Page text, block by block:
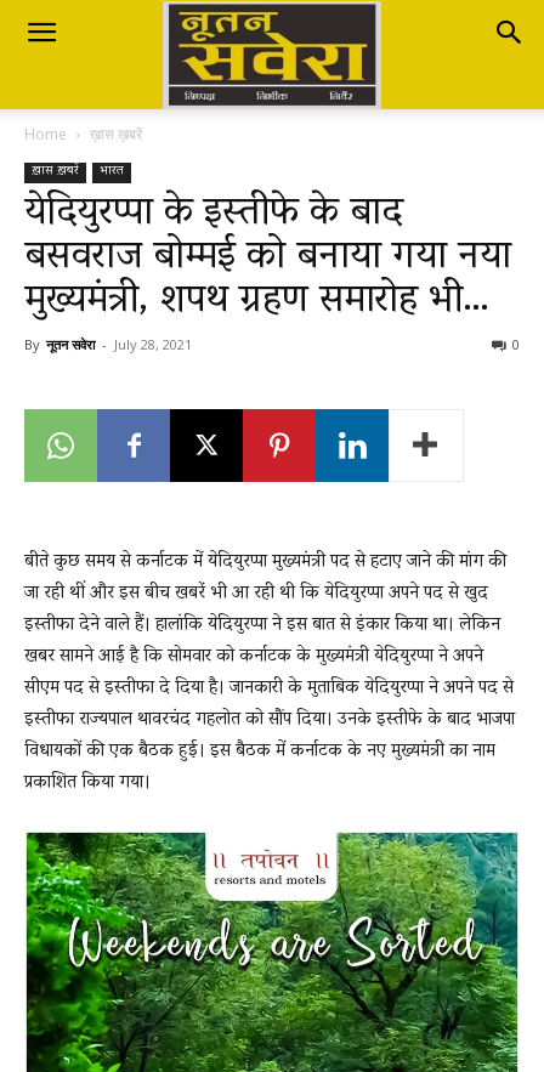
Nutan
Savera
नूतन
सवेरा
News
LIVE
Home ख़ास ख़बरें
ख़ास ख़बरें भारत
येदियुरप्पा के इस्तीफे के बाद
बसवराज बोम्मई को बनाया गया नया
मुख्यमंत्री, शपथ ग्रहण समारोह भी…
By नूतन सवेरा - July 28, 2021 0
बीते कुछ समय से कर्नाटक में येदियुरप्पा मुख्यमंत्री पद से हटाए जाने की मांग की
जा रही थीं और इस बीच खबरें भी आ रही थी कि येदियुरप्पा अपने पद से खुद
इस्तीफा देने वाले हैं। हालांकि येदियुरप्पा ने इस बात से इंकार किया था। लेकिन
खबर सामने आई है कि सोमवार को कर्नाटक के मुख्यमंत्री येदियुरप्पा ने अपने
सीएम पद से इस्तीफा दे दिया है। जानकारी के मुताबिक येदियुरप्पा ने अपने पद से
इस्तीफा राज्यपाल थावरचंद गहलोत को सौंप दिया। उनके इस्तीफे के बाद भाजपा
विधायकों की एक बैठक हुई। इस बैठक में कर्नाटक के नए मुख्यमंत्री का नाम
प्रकाशित किया गया।